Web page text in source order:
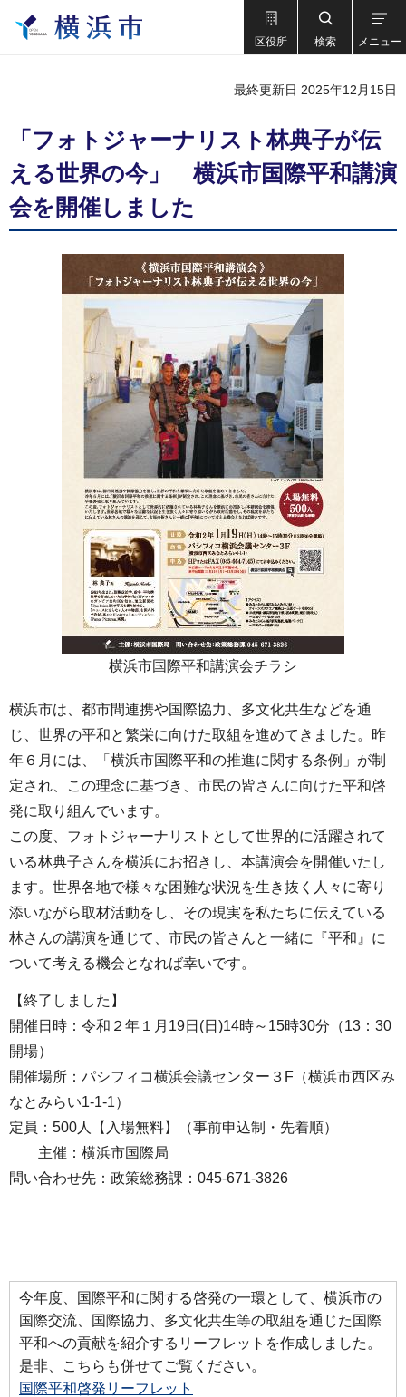
区役所 検索 メニュー
最終更新日 2025年12月15日
「フォトジャーナリスト林典子が伝
える世界の今」 横浜市国際平和講演
会を開催しました
横浜市国際平和講演会チラシ
横浜市は、都市間連携や国際協力、多文化共生などを通
じ、世界の平和と繁栄に向けた取組を進めてきました。昨
年６月には、「横浜市国際平和の推進に関する条例」が制
定され、この理念に基づき、市民の皆さんに向けた平和啓
発に取り組んでいます。
この度、フォトジャーナリストとして世界的に活躍されて
いる林典子さんを横浜にお招きし、本講演会を開催いたし
ます。世界各地で様々な困難な状況を生き抜く人々に寄り
添いながら取材活動をし、その現実を私たちに伝えている
林さんの講演を通じて、市民の皆さんと一緒に『平和』に
ついて考える機会となれば幸いです。
【終了しました】
開催日時：令和２年１月19日(日)14時～15時30分（13：30
開場）
開催場所：パシフィコ横浜会議センター３F（横浜市西区み
なとみらい1-1-1）
定員：500人【入場無料】（事前申込制・先着順）
主催：横浜市国際局
問い合わせ先：政策総務課：045-671-3826
今年度、国際平和に関する啓発の一環として、横浜市の
国際交流、国際協力、多文化共生等の取組を通じた国際
平和への貢献を紹介するリーフレットを作成しました。
是非、こちらも併せてご覧ください。
国際平和啓発リーフレット